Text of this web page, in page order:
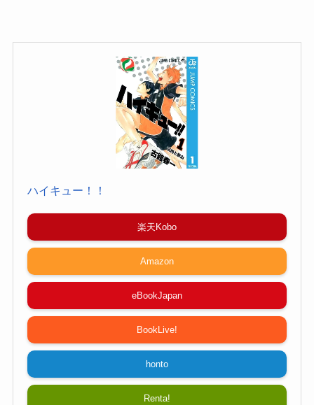
ハイキュー！！
楽天Kobo
Amazon
eBookJapan
BookLive!
honto
Renta!